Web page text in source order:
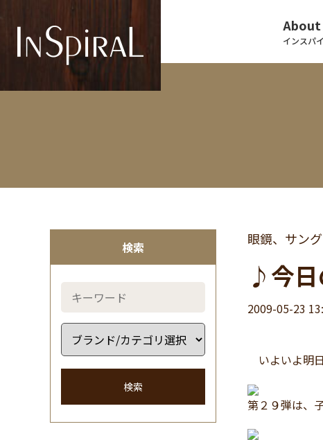
About
インスパ
検索
検索
眼鏡、サン
♪今
2009-05-23
いよいよ明
第２９弾は、